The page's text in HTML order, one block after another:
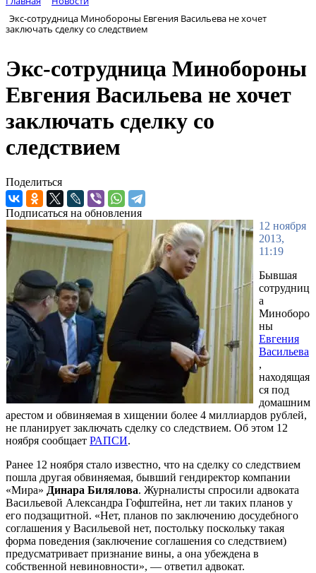
Экс-сотрудница Минобороны Евгения Васильева не хочет
заключать сделку со следствием
Экс-сотрудница Минобороны
Евгения Васильева не хочет
заключать сделку со
следствием
Поделиться
Подписаться на обновления
12 ноября
2013,
11:19
Бывшая
сотрудниц
а
Миноборо
ны
Евгения
Васильева
,
находящая
ся под
домашним
арестом и обвиняемая в хищении более 4 миллиардов рублей,
не планирует заключать сделку со следствием. Об этом 12
ноября сообщает РАПСИ.
Ранее 12 ноября стало известно, что на сделку со следствием
пошла другая обвиняемая, бывший гендиректор компании
«Мира» Динара Билялова. Журналисты спросили адвоката
Васильевой Александра Гофштейна, нет ли таких планов у
его подзащитной. «Нет, планов по заключению досудебного
соглашения у Васильевой нет, постольку поскольку такая
форма поведения (заключение соглашения со следствием)
предусматривает признание вины, а она убеждена в
собственной невиновности», — ответил адвокат.